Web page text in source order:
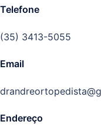
Telefone
(35) 3413-5055
Email
Endereço